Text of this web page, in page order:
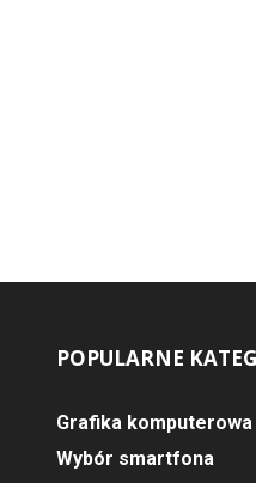
POPULARNE
Grafika komputerowa
Wybór smartfona